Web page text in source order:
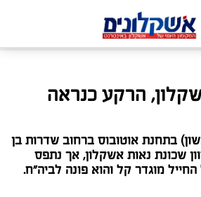
הרקע כנראה
בתחנת אוטובוס ברחוב שדרות בן
שכונת נאות אשקלון, אך נתפס
מוגדר קל והוא פונה לביה"ח.